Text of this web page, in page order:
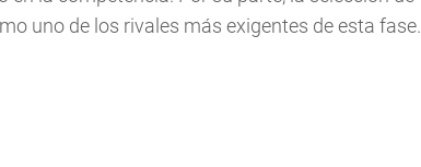
uno de los rivales más exigentes de esta fase.